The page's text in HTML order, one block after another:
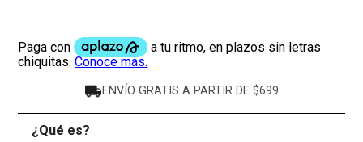
ENVÍO GRATIS A PARTIR DE $699
¿Qué es?